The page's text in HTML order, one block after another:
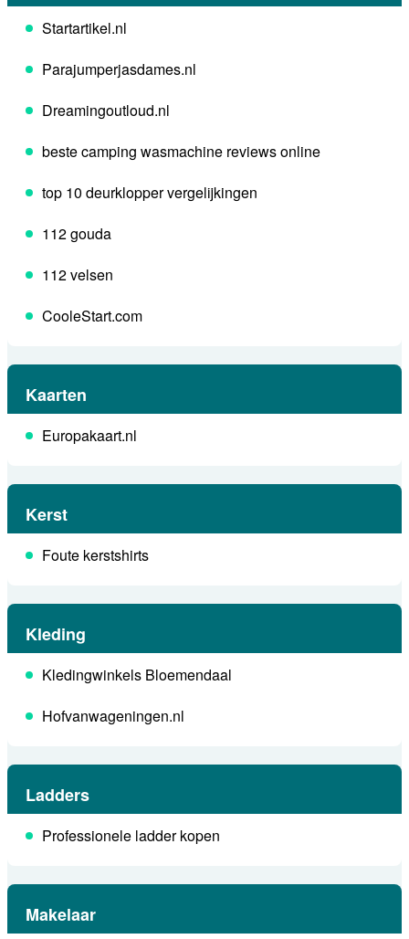
Startartikel.nl
Parajumperjasdames.nl
Dreamingoutloud.nl
beste camping wasmachine reviews online
top 10 deurklopper vergelijkingen
112 gouda
112 velsen
CooleStart.com
Kaarten
Europakaart.nl
Kerst
Foute kerstshirts
Kleding
Kledingwinkels Bloemendaal
Hofvanwageningen.nl
Ladders
Professionele ladder kopen
Makelaar